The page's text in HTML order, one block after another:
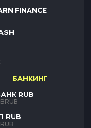
FINANCE
БАНКИНГ
RUB
RUB